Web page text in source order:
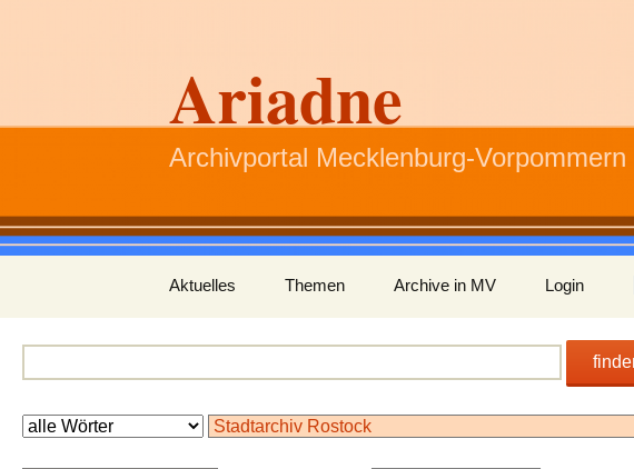
Ariadne
Archivportal Mecklenburg-Vorpommern
Inhalt
springen
Aktuelles Themen Archive in MV Login